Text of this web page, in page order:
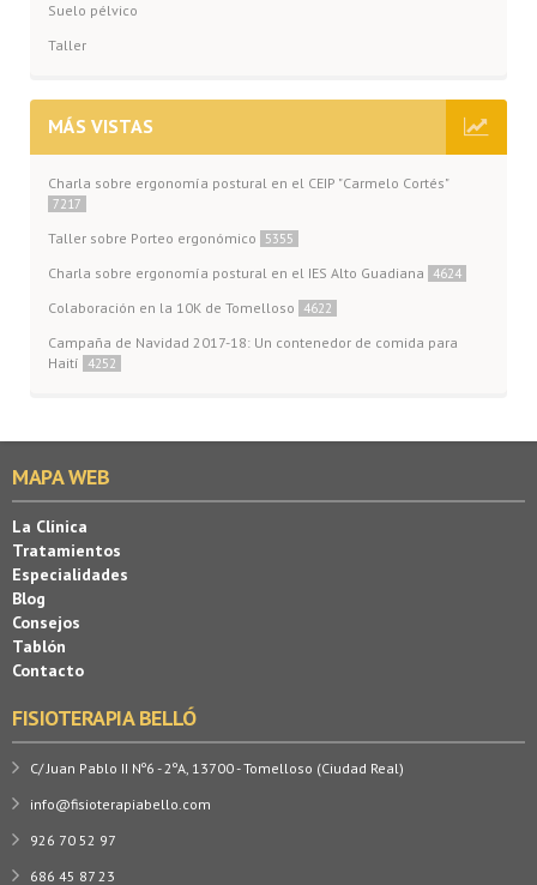
Suelo pélvico
Taller
MÁS VISTAS
Charla sobre ergonomía postural en el CEIP "Carmelo Cortés"
7217
Taller sobre Porteo ergonómico 5355
Charla sobre ergonomía postural en el IES Alto Guadiana 4624
Colaboración en la 10K de Tomelloso 4622
Campaña de Navidad 2017-18: Un contenedor de comida para
Haití
4252
MAPA WEB
La Clínica
Tratamientos
Especialidades
Blog
Consejos
Tablón
Contacto
FISIOTERAPIA BELLÓ
C/ Juan Pablo II Nº6 - 2ºA, 13700 - Tomelloso (Ciudad Real)
info@fisioterapiabello.com
926 70 52 97
686 45 87 23